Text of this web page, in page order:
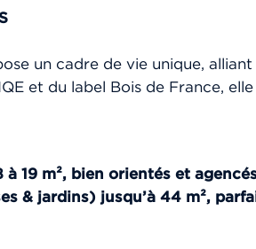
un cadre de vie unique,
et du label Bois de France,
19 m², bien orientés et
& jardins) jusqu’à 44 m²,